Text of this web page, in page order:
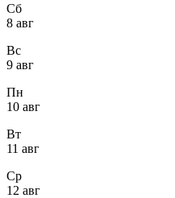
Сб
8 авг
Вс
9 авг
Пн
10 авг
Вт
11 авг
Ср
12 авг